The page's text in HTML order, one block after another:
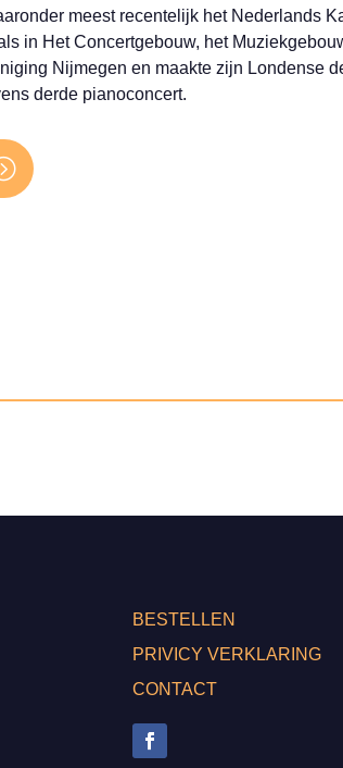
meest recentelijk het Nederlands
in Het Concertgebouw, het
Nijmegen en maakte zijn Londense
derde pianoconcert.
BESTELLEN
PRIVICY VERKLARING
CONTACT